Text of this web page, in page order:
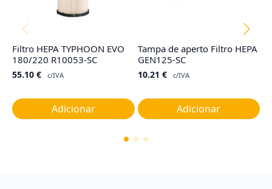
Filtro HEPA TYPHOON EVO
180/220 R10053-SC
55.10 € c/IVA
Adicionar
Tampa de aperto Filtro HEPA
GEN125-SC
10.21 € c/IVA
Adicionar